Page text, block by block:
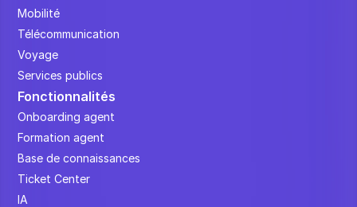
Mobilité
Télécommunication
Voyage
Services publics
Fonctionnalités
Onboarding agent
Formation agent
Base de connaissances
Ticket Center
IA